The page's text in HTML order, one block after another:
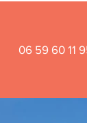
06 59 60 11